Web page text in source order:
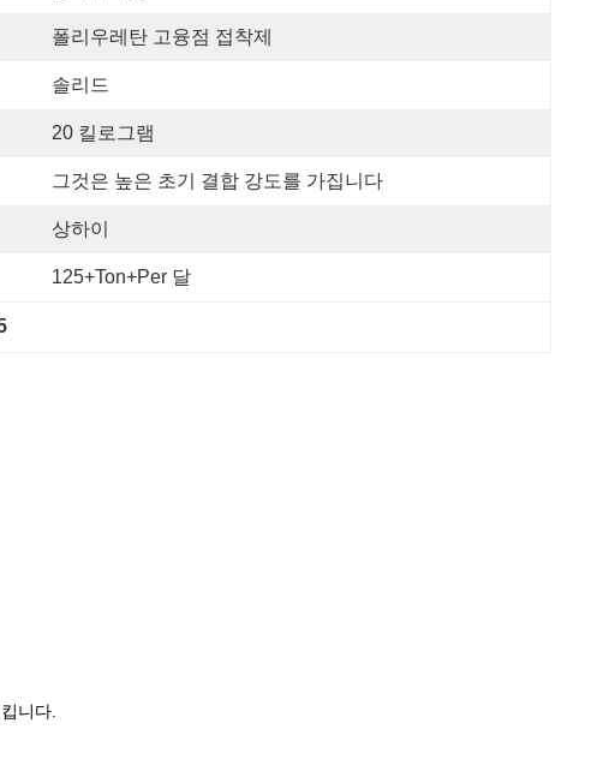
폴리우레탄 고융점 접착제
솔리드
20 킬로그램
그것은 높은 초기 결합 강도를 가집니다
상하이
125+Ton+per 달
니다.